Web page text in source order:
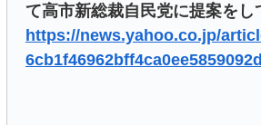
て高市新総裁自民党に提案をし
https://news.yahoo.co.jp/